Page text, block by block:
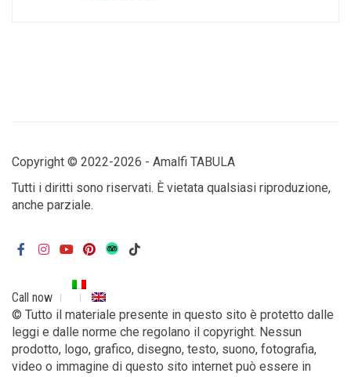
Copyright © 2022-2026 - Amalfi TABULA
Tutti i diritti sono riservati. È vietata qualsiasi riproduzione,
anche parziale.
Call now
© Tutto il materiale presente in questo sito è protetto dalle
leggi e dalle norme che regolano il copyright. Nessun
prodotto, logo, grafico, disegno, testo, suono, fotografia,
video o immagine di questo sito internet può essere in